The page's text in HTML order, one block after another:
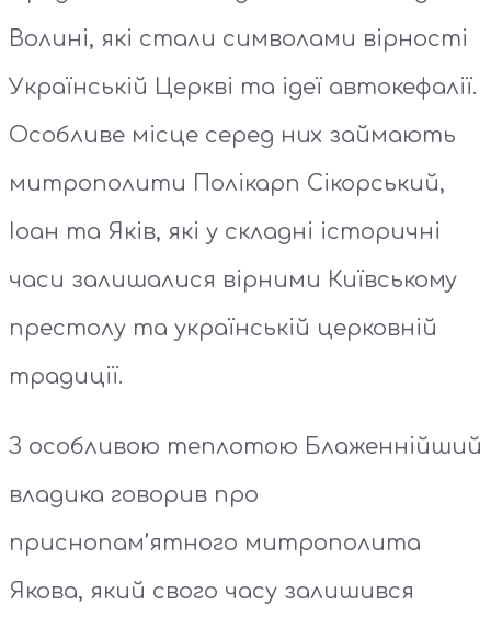
Волині, які стали символами вірності
Українській Церкві та ідеї автокефалії.
Особливе місце серед них займають
митрополити Полікарп Сікорський,
Іоан та Яків, які у складні історичні
часи залишалися вірними Київському
престолу та українській церковній
традиції.
З особливою теплотою Блаженнійший
владика говорив про
приснопам’ятного митрополита
Якова, який свого часу залишився